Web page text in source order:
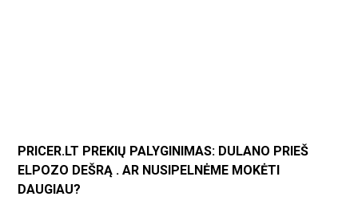
PRICER.LT PREKIŲ PALYGINIMAS: DULANO PRIEŠ
ELPOZO DEŠRĄ . AR NUSIPELNĖME MOKĖTI
DAUGIAU?